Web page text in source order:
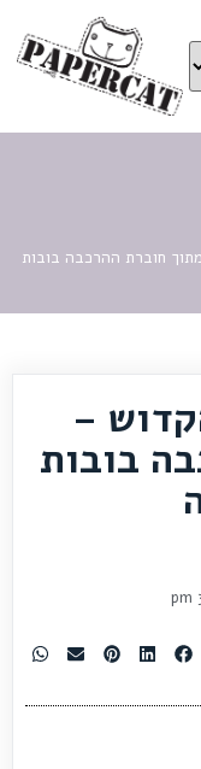
חוברת ההרכבה בובות
–
בובות